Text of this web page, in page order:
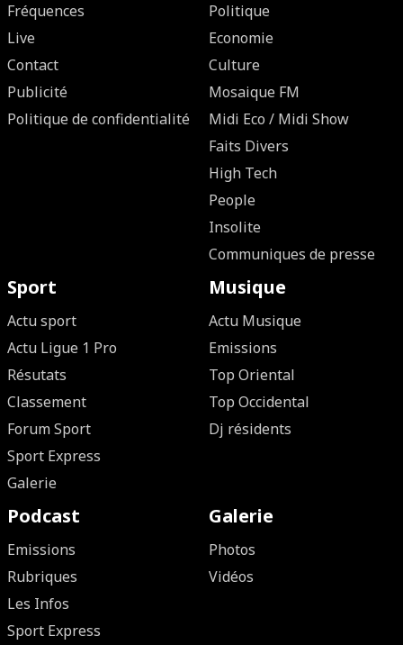
Fréquences
Live
Contact
Publicité
Politique de confidentialité
Politique
Economie
Culture
Mosaique FM
Midi Eco / Midi Show
Faits Divers
High Tech
People
Insolite
Communiques de presse
Sport
Actu sport
Actu Ligue 1 Pro
Résutats
Classement
Forum Sport
Sport Express
Galerie
Musique
Actu Musique
Emissions
Top Oriental
Top Occidental
Dj résidents
Podcast
Emissions
Rubriques
Les Infos
Sport Express
Galerie
Photos
Vidéos